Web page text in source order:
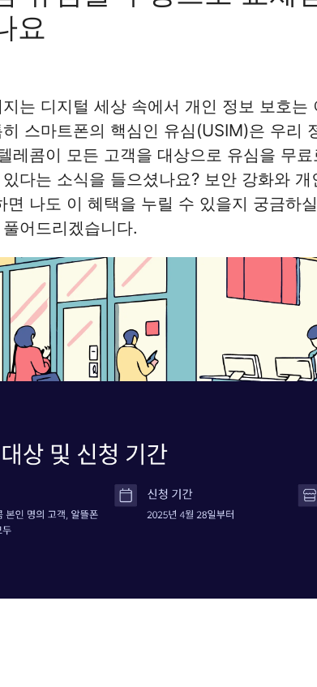
요
는 디지털 세상 속에서 개인 정보 보호는
스마트폰의 핵심인 유심(USIM)은 우리
레콤이 모든 고객을 대상으로 유심을 무
다는 소식을 들으셨나요? 보안 강화와
면 나도 이 혜택을 누릴 수 있을지 궁금하
어드리겠습니다.